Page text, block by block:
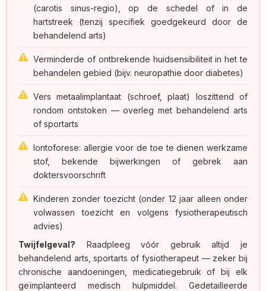
(carotis sinus-regio), op de schedel of in de
hartstreek (tenzij specifiek goedgekeurd door de
behandelend arts)
Verminderde of ontbrekende huidsensibiliteit in het te
behandelen gebied (bijv. neuropathie door diabetes)
Vers metaalimplantaat (schroef, plaat) loszittend of
rondom ontstoken — overleg met behandelend arts
of sportarts
Iontoforese: allergie voor de toe te dienen werkzame
stof, bekende bijwerkingen of gebrek aan
doktersvoorschrift
Kinderen zonder toezicht (onder 12 jaar alleen onder
volwassen toezicht en volgens fysiotherapeutisch
advies)
Twijfelgeval? Raadpleeg vóór gebruik altijd je
behandelend arts, sportarts of fysiotherapeut — zeker bij
chronische aandoeningen, medicatiegebruik of bij elk
geïmplanteerd medisch hulpmiddel. Gedetailleerde